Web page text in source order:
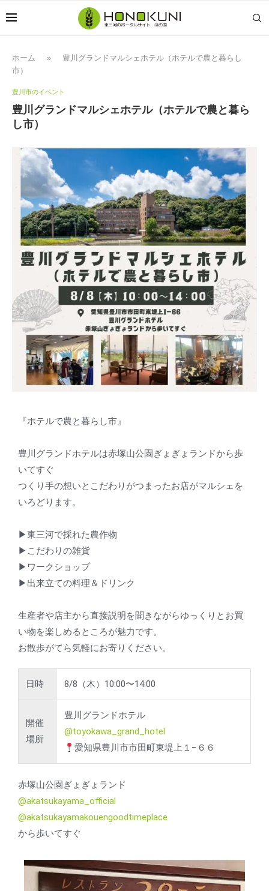
ホーム »
豊川グランドマルシェホテル（ホテルで農と暮らし
市）
豊川市のイベント
豊川グランドマルシェホテル（ホテルで農と暮ら
し市）
『ホテルで農と暮らし市』
豊川グランドホテルは赤塚山公園ぎょぎょランドから歩
いてすぐ
つくり手の想いとこだわりがつまったお店がマルシェを
いろどります。
▶東三河で採れた農作物
▶こだわりの雑貨
▶ワークショップ
▶出来立ての料理＆ドリンク
生産者や店主から直接説明を聞きながらゆっくりとお買
い物を楽しめるところが魅力です。
お散歩がてら気軽にお寄りください。
日時 8/8（木）10:00〜14:00
開催
場所
豊川グランドホテル
@toyokawa_grand_hotel
愛知県豊川市市田町東堤上１−６６
赤塚山公園ぎょぎょランド
@akatsukayama_official
@akatsukayamakouengoodtimeplace
から歩いてすぐ